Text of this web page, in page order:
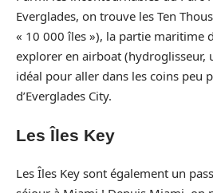
Everglades, on trouve les Ten
« 10 000 îles »), la partie maritime
explorer en airboat (hydroglisseur,
idéal pour aller dans les coins peu
d’Everglades City.
Les Îles Key
Les Îles Key sont également un